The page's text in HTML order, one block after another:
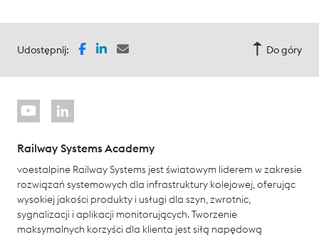
Udostępnij: Do góry
Railway Systems Academy
voestalpine Railway Systems jest światowym liderem w zakresie
rozwiązań systemowych dla infrastruktury kolejowej, oferując
wysokiej jakości produkty i usługi dla szyn, zwrotnic,
sygnalizacji i aplikacji monitorujących. Tworzenie
maksymalnych korzyści dla klienta jest siłą napędową